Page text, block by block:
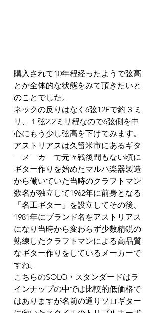
購入されて10年程経ったようで弦高
とか全体的な状態をみて頂きたいと
のことでした。
ネックの反りはなく6弦12Fで約３ミ
リ、１弦2.2ミリ程なので6弦側を中
心にもう少し弦高を下げてみます。
アストリアスは久留米市にあるギタ
ーメーカーで元々戦後間もない頃に
ギター作りを始めたマルハ楽器製造
から働いていた当時のクラフトマン
数名が独立して1962年に前身となる
「名工ギター」を設立してその後、
1981年にブランド名をアストリアス
になり当時から変わらず少数精鋭の
熟練したクラフトマンによる高品質
なギター作りをしているメーカーで
すね。
こちらのSOLO・スタンダードはラ
インナップの中では比較的低価格で
はありますが名前の通りソロギター